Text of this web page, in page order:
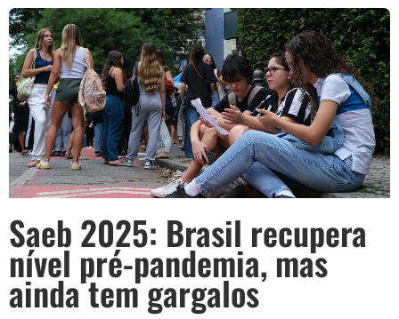
Saeb 2025: Brasil recupera
nível pré-pandemia, mas
ainda tem gargalos